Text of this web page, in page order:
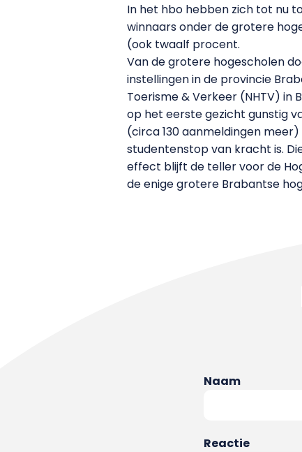
In het hbo hebben zich tot nu
winnaars onder de grotere
(ook twaalf procent.
Van de grotere hogescholen
instellingen in de provincie
Toerisme & Verkeer (NHTV)
op het eerste gezicht gunstig
(circa 130 aanmeldingen
studentenstop van kracht is.
effect blijft de teller voor de
de enige grotere Brabantse
Naam
Reactie